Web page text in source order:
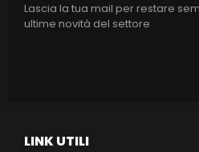
LINK UTILI
Lascia la tua mail per restare
ultime novità del settore